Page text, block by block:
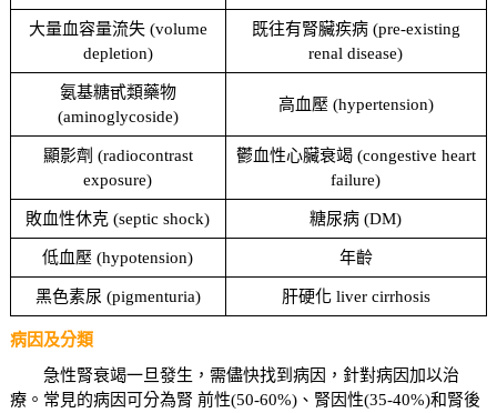
大量血容量流失 (volume
depletion)
既往有腎臟疾病 (pre-existing
renal disease)
氨基糖甙類藥物
(aminoglycoside)
高血壓 (hypertension)
顯影劑 (radiocontrast
exposure)
鬱血性心臟衰竭 (congestive heart
failure)
敗血性休克 (septic shock) 糖尿病 (DM)
低血壓 (hypotension) 年齡
黑色素尿 (pigmenturia) 肝硬化 liver cirrhosis
病因及分類
急性腎衰竭一旦發生，需儘快找到病因，針對病因加以治
療。常見的病因可分為腎 前性(50-60%)、腎因性(35-40%)和腎後